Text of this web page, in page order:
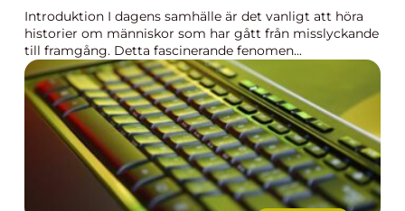
Introduktion I dagens samhälle är det vanligt att höra
historier om människor som har gått från misslyckande
till framgång. Detta fascinerande fenomen...